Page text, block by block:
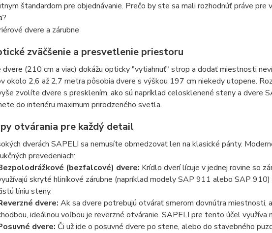
štandardom pre objednávanie. Prečo by ste sa mali rozhodnúť práve pre
zväčšenie a presvetlenie priestoru
dvere (210 cm a viac) dokážu opticky "vytiahnuť" strop a dodať miestnosti
okolo 2,6 až 2,7 metra pôsobia dvere s výškou 197 cm niekedy utopene.
zvolíte dvere s presklením, ako sú napríklad celosklenené steny a dvere
do interiéru maximum prirodzeného svetla.
otvárania pre každý detail
dverách SAPELI sa nemusíte obmedzovať len na klasické pánty.
prevedeniach:
(bezfalcové) dvere: Krídlo dverí lícuje v jednej rovine so
skryté hliníkové zárubne (napríklad modely SAP 911 alebo SAP
líniu steny.
dvere: Ak sa dvere potrebujú otvárať smerom dovnútra miestnosti,
ideálnou voľbou je reverzné otváranie. SAPELI pre tento účel
dvere: Či už ide o posuvné dvere po stene, alebo do stavebného